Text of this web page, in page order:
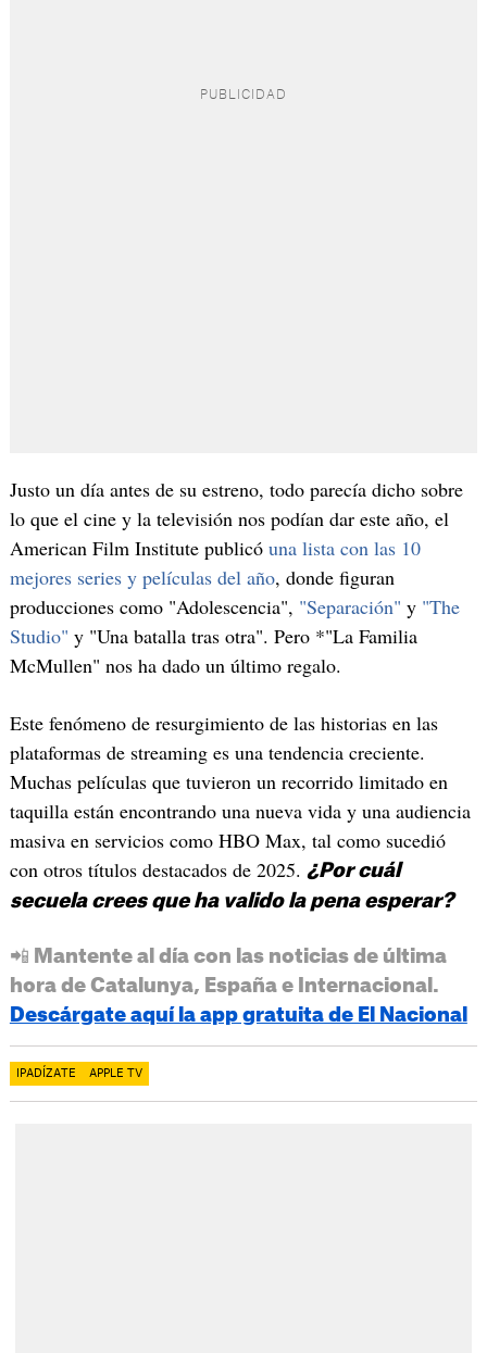
Justo un día antes de su estreno, todo parecía dicho sobre
lo que el cine y la televisión nos podían dar este año, el
American Film Institute publicó una lista con las 10
mejores series y películas del año, donde figuran
producciones como "Adolescencia", "Separación" y "The
Studio" y "Una batalla tras otra". Pero *"La Familia
McMullen" nos ha dado un último regalo.
Este fenómeno de resurgimiento de las historias en las
plataformas de streaming es una tendencia creciente.
Muchas películas que tuvieron un recorrido limitado en
taquilla están encontrando una nueva vida y una audiencia
masiva en servicios como HBO Max, tal como sucedió
con otros títulos destacados de 2025. ¿Por cuál
secuela crees que ha valido la pena esperar?
📲 Mantente al día con las noticias de última
hora de Catalunya, España e Internacional.
Descárgate aquí la app gratuita de El Nacional
IPADÍZATE APPLE TV